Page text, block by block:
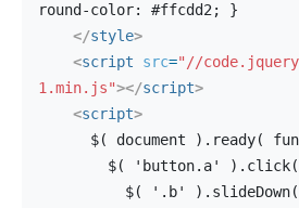
round-color: #ffcdd2; }
</style>
<script src="//
1.min.js"></script>
<script>
$( document ).ready(
$( 'button.a'